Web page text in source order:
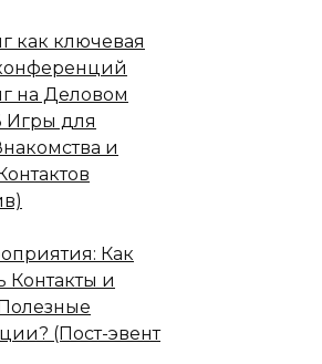
как ключевая
на Деловом
Игры для
и
Как
Контакты и
(Пост-эвент